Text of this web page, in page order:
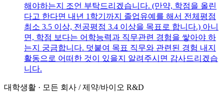
해야하는지 조언 부탁드리겠습니다. (만약, 학점을 올린
다고 한다면 내년 1학기까지 졸업유예를 해서 전체평점
최소 3.5 이상, 전공평점 3.4 이상을 목표로 합니다.) 아니
면, 학점 보다는 어학능력과 직무관련 경험을 쌓아야 하
는지 궁금합니다. 덧붙여 목표 직무와 관련된 경험 내지
활동으로 어떠한 것이 있을지 알려주시면 감사드리겠습
니다.
대학생활 · 모든 회사 /제약/바이오 R&D